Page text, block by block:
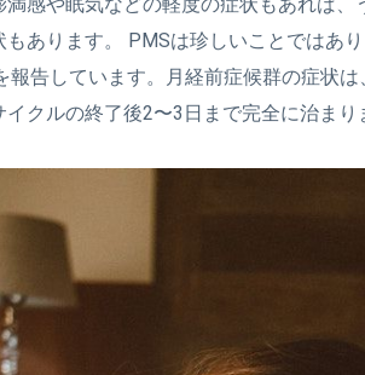
あります。 PMSは珍しいことではあ
報告しています。月経前症候群の症状
クルの終了後2〜3日まで完全に治まり